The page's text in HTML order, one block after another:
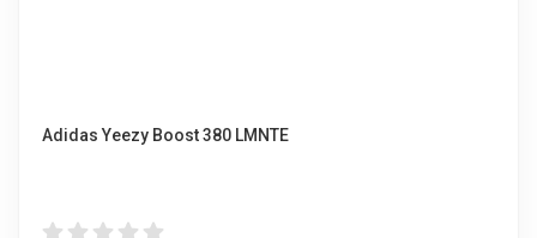
Adidas Yeezy Boost 380 LMNTE